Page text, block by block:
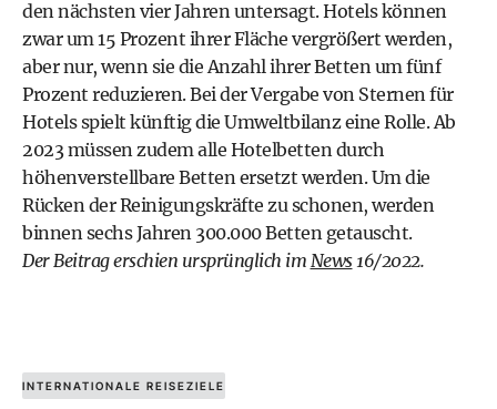
den nächsten vier Jahren untersagt. Hotels können
zwar um 15 Prozent ihrer Fläche vergrößert werden,
aber nur, wenn sie die Anzahl ihrer Betten um fünf
Prozent reduzieren. Bei der Vergabe von Sternen für
Hotels spielt künftig die Umweltbilanz eine Rolle. Ab
2023 müssen zudem alle Hotelbetten durch
höhenverstellbare Betten ersetzt werden. Um die
Rücken der Reinigungskräfte zu schonen, werden
binnen sechs Jahren 300.000 Betten getauscht.
Der Beitrag erschien ursprünglich im News16/2022.
INTERNATIONALE REISEZIELE